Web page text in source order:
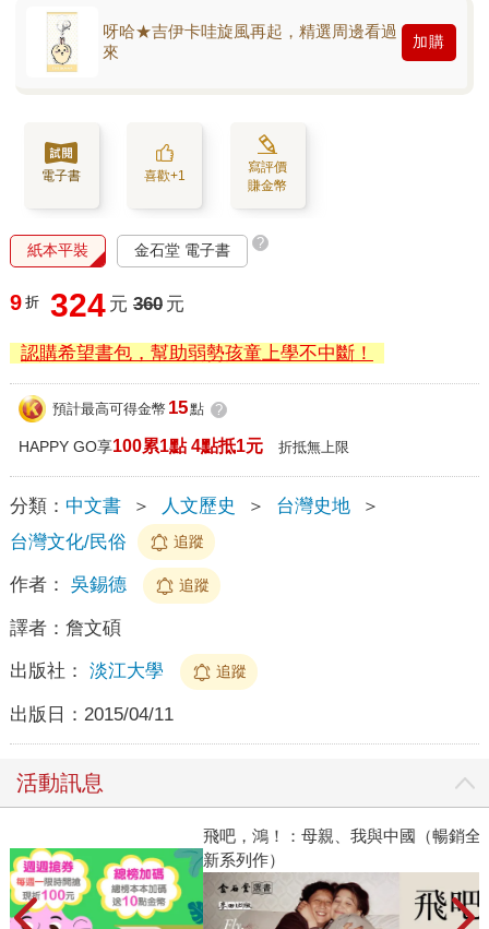
呀哈★吉伊卡哇旋風再起，精選周邊看過
來
加購
電子書 喜歡+1
寫評價
賺金幣
紙本平裝 金石堂 電子書 ?
9 折 324 元 360 元
認購希望書包，幫助弱勢孩童上學不中斷！
預計最高可得金幣 15點 ?
HAPPY GO享100累1點 4點抵1元 折抵無上限
分類： 中文書 ＞ 人文歷史 ＞ 台灣史地
＞
台灣文化/民俗
追蹤
作者： 吳錫德 追蹤
譯者： 詹文碩
出版社： 淡江大學 追蹤
出版日： 2015/04/11
活動訊息
飛吧，鴻！：母親、我與中國（暢銷全球逾1500萬冊《鴻》最
新系列作）